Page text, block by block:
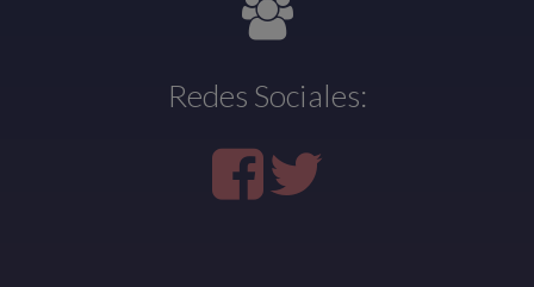
Redes Sociales: